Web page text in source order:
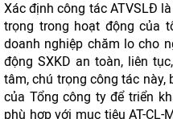
Xác định công tác ATVSLĐ
trọng trong hoạt động của
doanh nghiệp chăm lo cho
động SXKD an toàn, liên
tâm, chú trọng công tác này,
của Tổng công ty để triển
phù hợp với mục tiêu AT-CL-